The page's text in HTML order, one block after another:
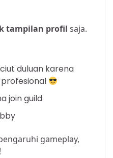
tampilan profil saja.
duluan karena
join guild
gameplay,